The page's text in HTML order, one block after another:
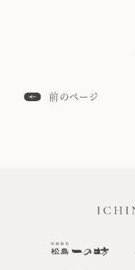
前のページ